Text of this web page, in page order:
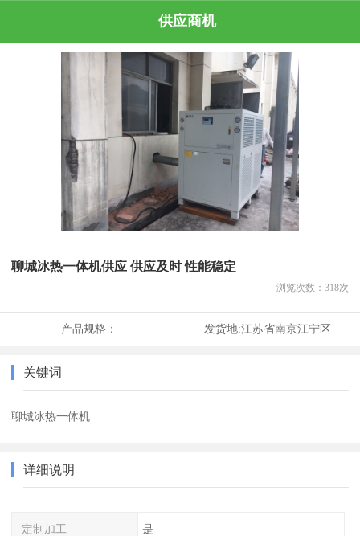
供应商机
聊城冰热一体机供应 供应及时 性能稳定
浏览次数： 318次
产品规格： 发货地:江苏省南京江宁区
关键词
聊城冰热一体机
详细说明
定制加工 是